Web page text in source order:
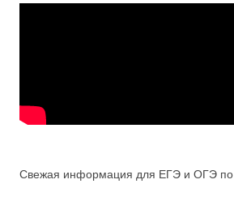
Свежая информация для ЕГЭ и ОГЭ по